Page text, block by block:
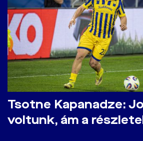
Tsotne Kapanadze:
voltunk, ám a